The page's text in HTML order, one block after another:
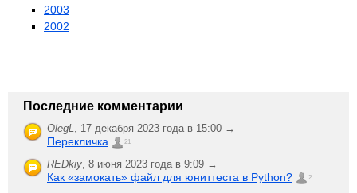
2003
2002
Последние комментарии
OlegL, 17 декабря 2023 года в 15:00 →
Перекличка 21
REDkiy, 8 июня 2023 года в 9:09 →
Как «замокать» файл для юниттеста в Python? 2